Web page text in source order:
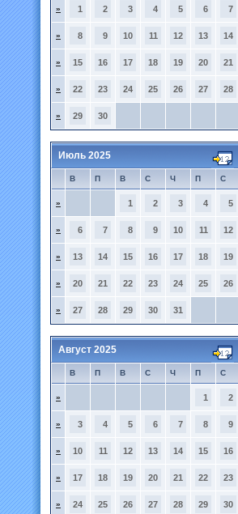
» 1 2 3 4 5 6 7
» 8 9 10 11 12 13 14
» 15 16 17 18 19 20 21
» 22 23 24 25 26 27 28
» 29 30
Июль 2025
В П В С Ч П С
» 1 2 3 4 5
» 6 7 8 9 10 11 12
» 13 14 15 16 17 18 19
» 20 21 22 23 24 25 26
» 27 28 29 30 31
Август 2025
В П В С Ч П С
» 1 2
» 3 4 5 6 7 8 9
» 10 11 12 13 14 15 16
» 17 18 19 20 21 22 23
» 24 25 26 27 28 29 30